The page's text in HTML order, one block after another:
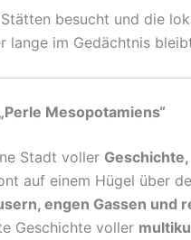
besucht und die
lange im Gedächtnis
Mesopotamiens“
Stadt voller
auf einem Hügel über
engen Gassen und
Geschichte voller